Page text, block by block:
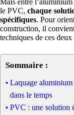
Mais entre
le PVC, chaque
spécifiques. Pour
construction, il
techniques de ces
Sommaire :
Laquage
dans le temps
PVC : une solution